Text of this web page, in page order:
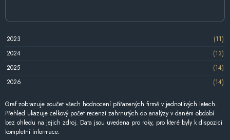
2023
(11)
2024
(13)
2025
(14)
2026
(14)
Graf zobrazuje součet všech hodnocení přiřazených firmě v jednotlivých letech.
Přehled ukazuje celkový počet recenzí zahrnutých do analýzy v daném období
bez ohledu na jejich zdroj. Data jsou uvedena pro roky, pro které byly k dispozici
kompletní informace.